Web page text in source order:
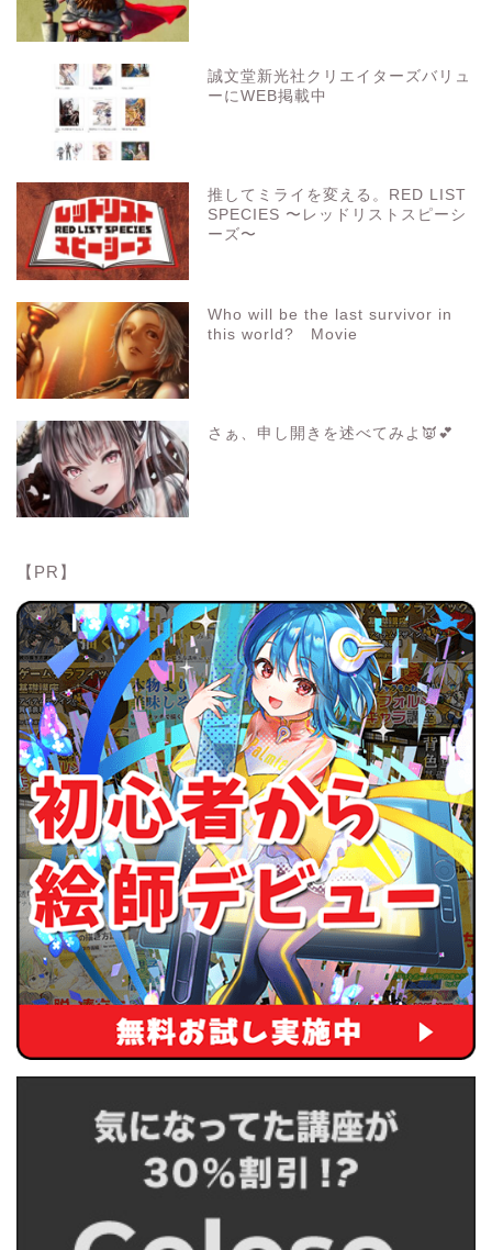
誠文堂新光社クリエイターズバリュ
ーにWEB掲載中
推してミライを変える。RED LIST
SPECIES 〜レッドリストスピーシ
ーズ〜
Who will be the last survivor in
this world? Movie
さぁ、申し開きを述べてみよ👿💕
【PR】